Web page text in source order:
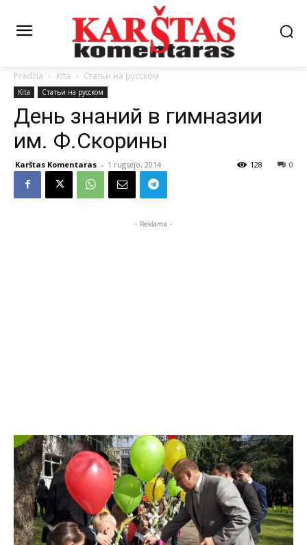
Pradžia Kita Статьи на русском
Kita Статьи на русском
День знаний в гимназии
им. Ф.Скорины
Karštas Komentaras - 1 rugsėjo, 2014 0
128
- Reklama -